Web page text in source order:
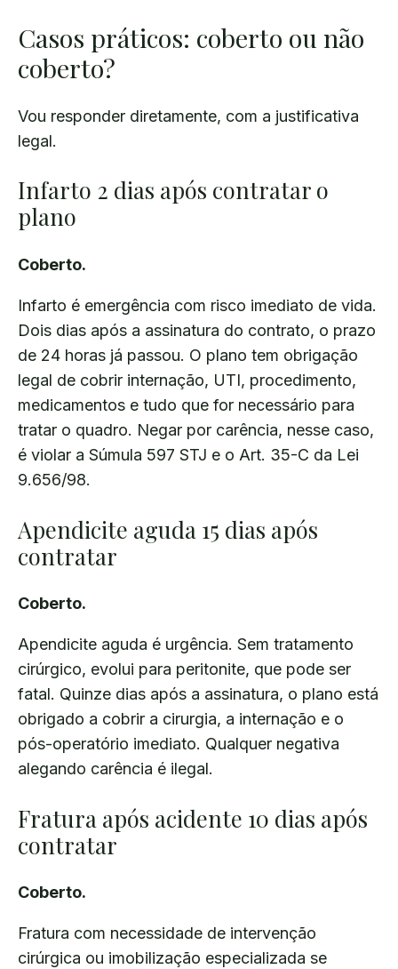
Casos práticos: coberto ou não
coberto?
Vou responder diretamente, com a justificativa
legal.
Infarto 2 dias após contratar o
plano
Coberto.
Infarto é emergência com risco imediato de vida.
Dois dias após a assinatura do contrato, o prazo
de 24 horas já passou. O plano tem obrigação
legal de cobrir internação, UTI, procedimento,
medicamentos e tudo que for necessário para
tratar o quadro. Negar por carência, nesse caso,
é violar a Súmula 597 STJ e o Art. 35-C da Lei
9.656/98.
Apendicite aguda 15 dias após
contratar
Coberto.
Apendicite aguda é urgência. Sem tratamento
cirúrgico, evolui para peritonite, que pode ser
fatal. Quinze dias após a assinatura, o plano está
obrigado a cobrir a cirurgia, a internação e o
pós-operatório imediato. Qualquer negativa
alegando carência é ilegal.
Fratura após acidente 10 dias após
contratar
Coberto.
Fratura com necessidade de intervenção
cirúrgica ou imobilização especializada se